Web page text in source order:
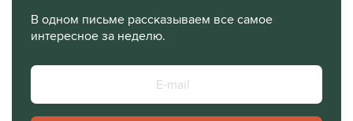
В одном письме рассказываем все самое
интересное за неделю.